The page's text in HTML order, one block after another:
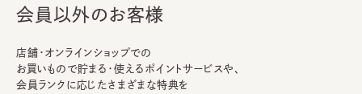
会員以外のお客様
店舗・オンラインショップでの
お買いもので貯まる・使えるポイントサービスや、
会員ランクに応じたさまざまな特典を